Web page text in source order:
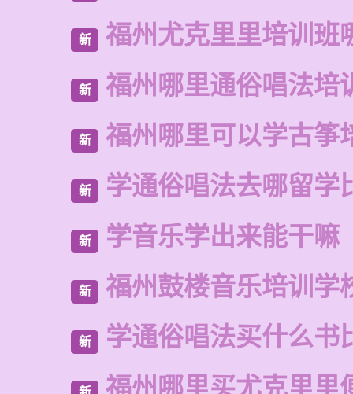
新 福州尤克里里培训班
新 福州哪里通俗唱法培
新 福州哪里可以学古筝
新 学通俗唱法去哪留学
新 学音乐学出来能干嘛
新 福州鼓楼音乐培训学
新 学通俗唱法买什么书
福州哪里买尤克里里